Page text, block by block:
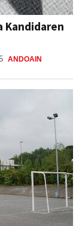
Kandidaren
ANDOAIN